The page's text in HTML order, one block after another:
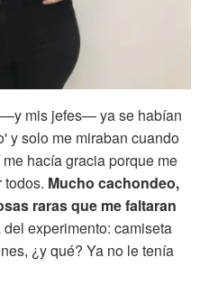
mis jefes— ya se habían
y solo me miraban cuando
hacía gracia porque me
todos. Mucho cachondeo,
raras que me faltaran
experimento: camiseta
¿y qué? Ya no le tenía